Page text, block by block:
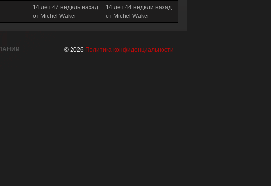
14 лет 47 недель назад
от Michel Waker
14 лет 44 недели назад
от Michel Waker
© 2026 Политика конфиденциальности